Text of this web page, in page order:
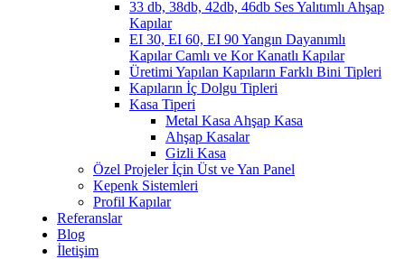
33 db, 38db, 42db, 46db Ses Yalıtımlı Ahşap
Kapılar
EI 30, EI 60, EI 90 Yangın Dayanımlı
Kapılar Camlı ve Kor Kanatlı Kapılar
Üretimi Yapılan Kapıların Farklı Bini Tipleri
Kapıların İç Dolgu Tipleri
Kasa Tiperi
Metal Kasa Ahşap Kasa
Ahşap Kasalar
Gizli Kasa
Özel Projeler İçin Üst ve Yan Panel
Kepenk Sistemleri
Profil Kapılar
Referanslar
Blog
İletişim